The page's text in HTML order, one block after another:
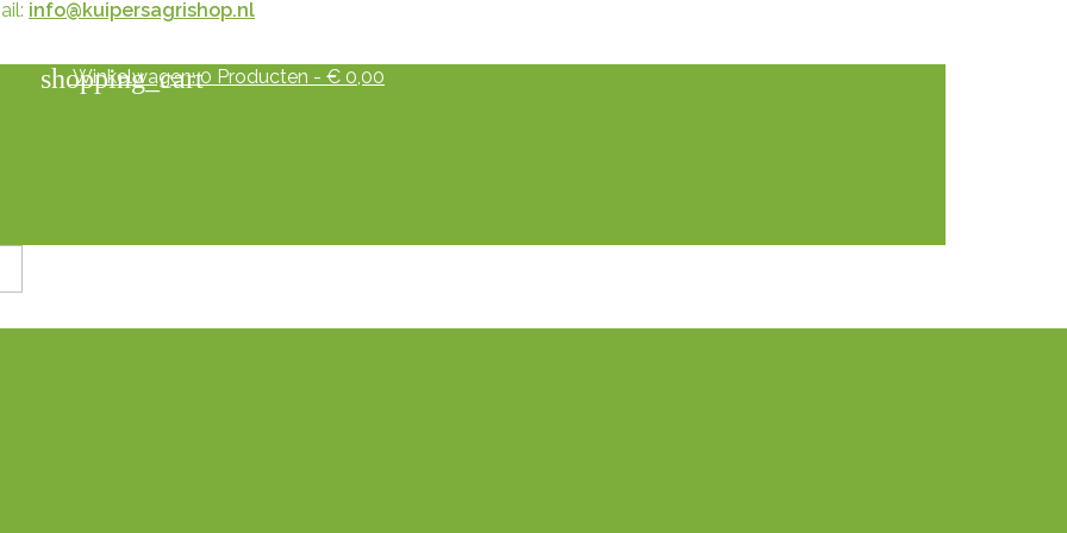
info@kuipersagrishop.nl
shopping_cart
Winkelwagen: 0 Producten - € 0,00